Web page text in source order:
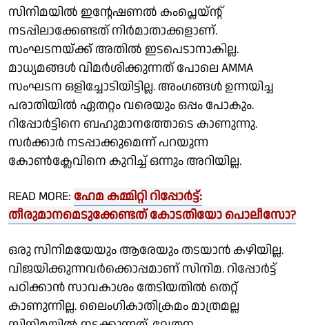
സിനിമയിൽ ഇൻ്റേഷണൽ കംപ്ലെയ്ൻ്റ്
നടപ്പിലാക്കേണ്ടത് നിർമാതാക്കളാണ്.
സംഘടനയ്ക്ക് അതിൽ ഇടപെടാനാകില്ല.
മാധ്യമങ്ങൾ വിമർശിക്കുന്നത് പോലെ AMMA
സംഘടന ഒളിച്ചോടിയിട്ടില്ല. അംഗങ്ങൾ ഉന്നയിച്ച
പരാതിയിൽ ഏതറ്റം വരെയും ഒപ്പം പോകും.
റിപ്പോർട്ടിനെ ബഹുമാനത്തോടെ കാണുന്നു.
സർക്കാർ നടപ്പാക്കുമെന്ന് പറയുന്ന
കോൺക്ലേവിനെ കുറിച്ച് ഒന്നും അറിയില്ല.
READ MORE: ഹേമ കമ്മിറ്റി റിപ്പോർട്ട്:
തീരുമാനമെടുക്കേണ്ടത് കോടതിയോ പൊലീസോ?
ഒരു സിനിമയേയും ആരേയും തടയാൻ കഴിയില്ല.
വിജയിക്കുന്നവർക്കൊപ്പമാണ് സിനിമ. റിപ്പോർട്ട്
പഠിക്കാൻ സാവകാശം തേടിയതിൽ തെറ്റ്
കാണുന്നില്ല. ലൈംഗികാതിക്രമം മാത്രമല്ല